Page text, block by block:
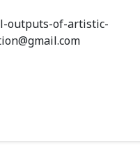
outputs-of-artistic-